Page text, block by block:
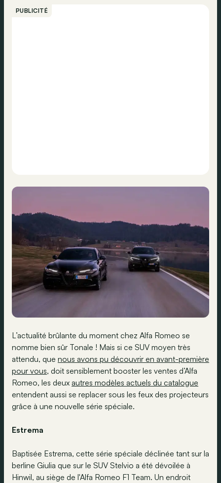
PUBLICITÉ
L’actualité brûlante du moment chez Alfa Romeo se
nomme bien sûr Tonale ! Mais si ce SUV moyen très
attendu, que nous avons pu découvrir en avant-première
pour vous, doit sensiblement booster les ventes d’Alfa
Romeo, les deux autres modèles actuels du catalogue
entendent aussi se replacer sous les feux des projecteurs
grâce à une nouvelle série spéciale.
Estrema
Baptisée Estrema, cette série spéciale déclinée tant sur la
berline Giulia que sur le SUV Stelvio a été dévoilée à
Hinwil, au siège de l'Alfa Romeo F1 Team. Un endroit